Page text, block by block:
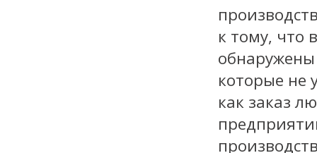
к тому, что
которые не
как заказ